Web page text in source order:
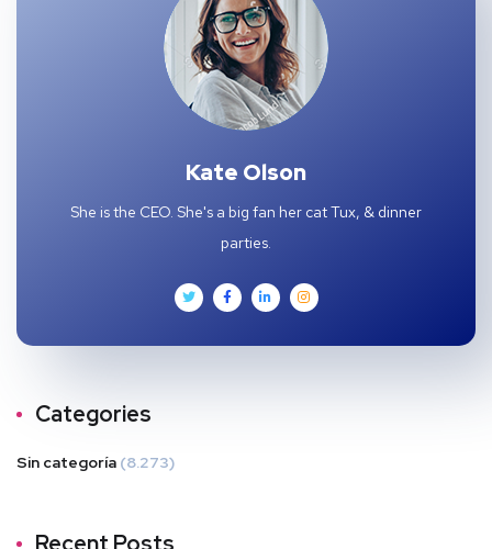
Kate Olson
She is the CEO. She's a big fan her cat Tux, & dinner
parties.
Categories
Sin categoría (8.273)